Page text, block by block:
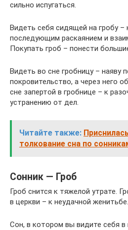
сильно испугаться.
Видеть себя сидящей на гробу –
последующим раскаянием и
Покупать гроб – понести
Видеть во сне гробницу – наяву
покровительство, а через него
сне запертой в гробнице – к
устранению от дел.
Читайте также:
толкование сна по
Сонник — Гроб
Гроб снится к тяжелой утрате.
в церкви – к неудачной женитьбе.
Сон, в котором вы видите себя в